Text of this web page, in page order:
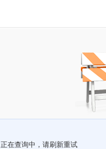
正在查询中，请刷新重试